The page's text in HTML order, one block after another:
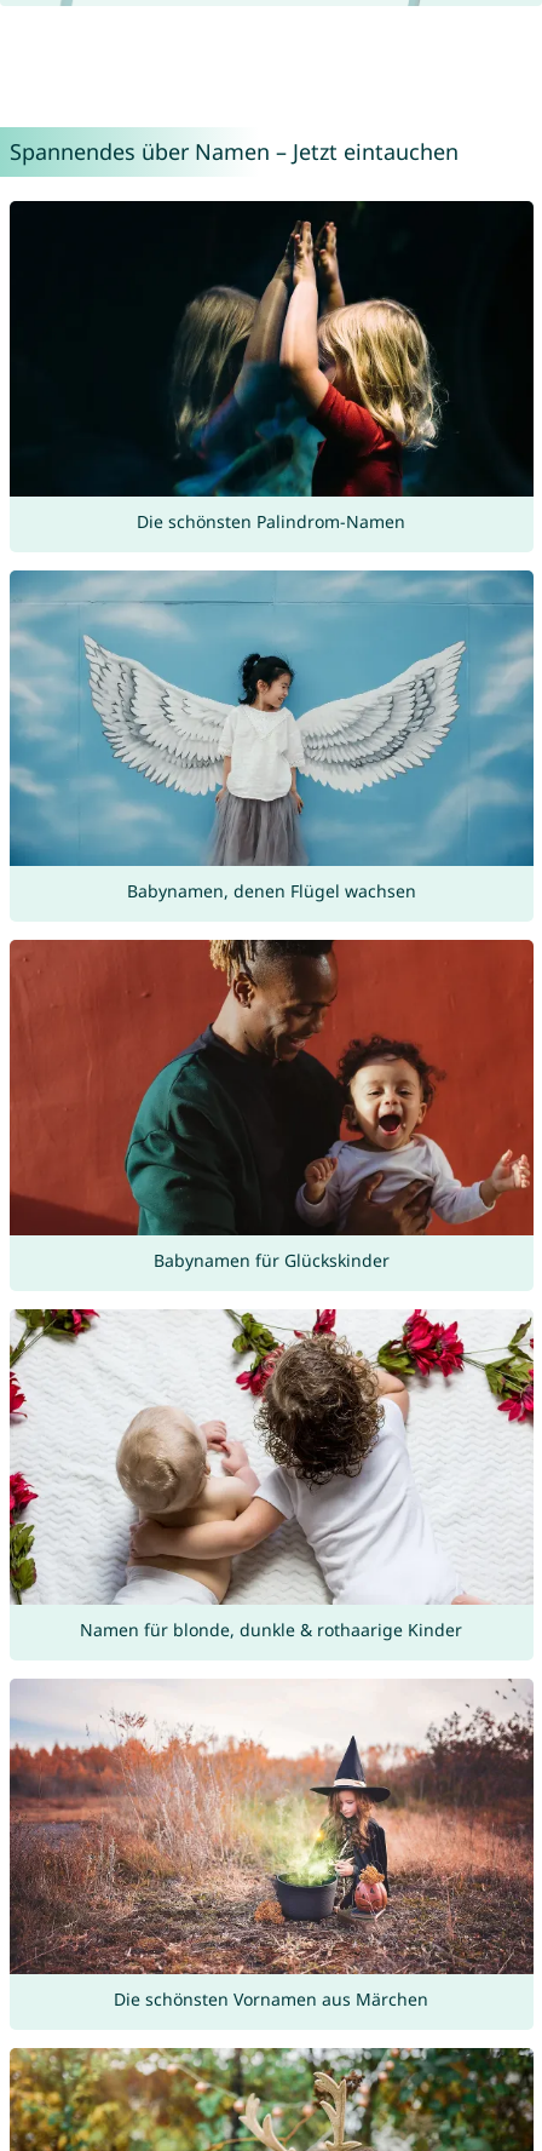
Spannendes über Namen – Jetzt eintauchen
Die schönsten Palindrom-Namen
Babynamen, denen Flügel wachsen
Babynamen für Glückskinder
Namen für blonde, dunkle & rothaarige Kinder
Die schönsten Vornamen aus Märchen